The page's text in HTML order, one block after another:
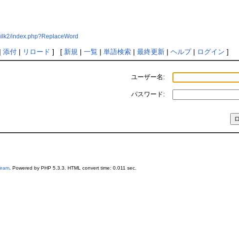
index.php?ReplaceWord
添付| リロード ] [ 新規 | 一覧| 単語検索| 最終更新| ヘルプ| ログイン ]
ユーザー名:
パスワード:
. Powered by PHP 5.3.3. HTML convert time: 0.011 sec.